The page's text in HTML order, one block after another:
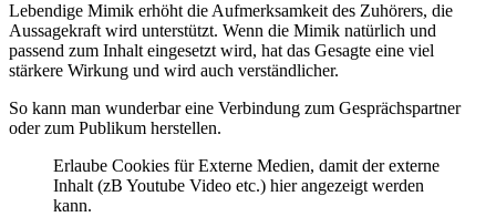
Lebendige Mimik erhöht die Aufmerksamkeit des Zuhörers, die
Aussagekraft wird unterstützt. Wenn die Mimik natürlich und
passend zum Inhalt eingesetzt wird, hat das Gesagte eine viel
stärkere Wirkung und wird auch verständlicher.
So kann man wunderbar eine Verbindung zum Gesprächspartner
oder zum Publikum herstellen.
Erlaube Cookies für Externe Medien, damit der externe
Inhalt (zB Youtube Video etc.) hier angezeigt werden
kann.